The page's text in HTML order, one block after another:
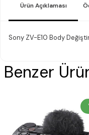
Ürün Açıklaması
Sony ZV-E10 Body
Benzer